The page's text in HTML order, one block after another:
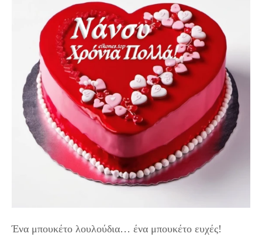
Ένα μπουκέτο λουλούδια… ένα μπουκέτο ευχές!